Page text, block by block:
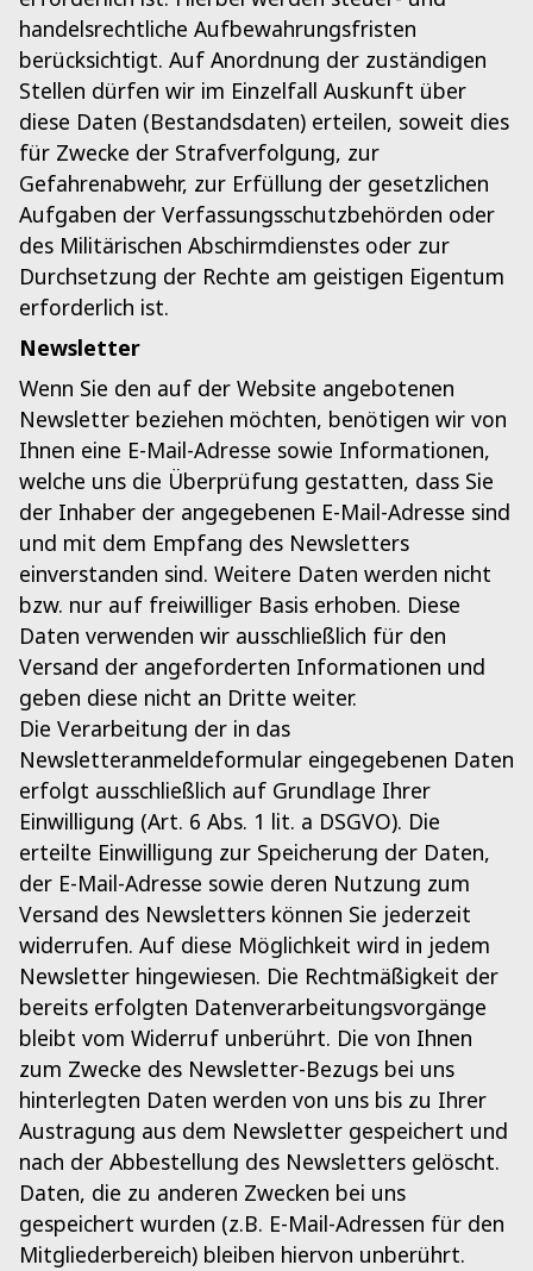
handelsrechtliche Aufbewahrungsfristen
berücksichtigt. Auf Anordnung der zuständigen
Stellen dürfen wir im Einzelfall Auskunft über
diese Daten (Bestandsdaten) erteilen, soweit dies
für Zwecke der Strafverfolgung, zur
Gefahrenabwehr, zur Erfüllung der gesetzlichen
Aufgaben der Verfassungsschutzbehörden oder
des Militärischen Abschirmdienstes oder zur
Durchsetzung der Rechte am geistigen Eigentum
erforderlich ist.
Newsletter
Wenn Sie den auf der Website angebotenen
Newsletter beziehen möchten, benötigen wir von
Ihnen eine E-Mail-Adresse sowie Informationen,
welche uns die Überprüfung gestatten, dass Sie
der Inhaber der angegebenen E-Mail-Adresse sind
und mit dem Empfang des Newsletters
einverstanden sind. Weitere Daten werden nicht
bzw. nur auf freiwilliger Basis erhoben. Diese
Daten verwenden wir ausschließlich für den
Versand der angeforderten Informationen und
geben diese nicht an Dritte weiter.
Die Verarbeitung der in das
Newsletteranmeldeformular eingegebenen Daten
erfolgt ausschließlich auf Grundlage Ihrer
Einwilligung (Art. 6 Abs. 1 lit. a DSGVO). Die
erteilte Einwilligung zur Speicherung der Daten,
der E-Mail-Adresse sowie deren Nutzung zum
Versand des Newsletters können Sie jederzeit
widerrufen. Auf diese Möglichkeit wird in jedem
Newsletter hingewiesen. Die Rechtmäßigkeit der
bereits erfolgten Datenverarbeitungsvorgänge
bleibt vom Widerruf unberührt. Die von Ihnen
zum Zwecke des Newsletter-Bezugs bei uns
hinterlegten Daten werden von uns bis zu Ihrer
Austragung aus dem Newsletter gespeichert und
nach der Abbestellung des Newsletters gelöscht.
Daten, die zu anderen Zwecken bei uns
gespeichert wurden (z.B. E-Mail-Adressen für den
Mitgliederbereich) bleiben hiervon unberührt.